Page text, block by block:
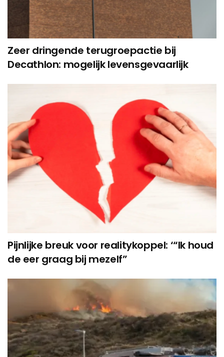
Zeer dringende terugroepactie bij
Decathlon: mogelijk levensgevaarlijk
Pijnlijke breuk voor realitykoppel: ‘“Ik houd
de eer graag bij mezelf”